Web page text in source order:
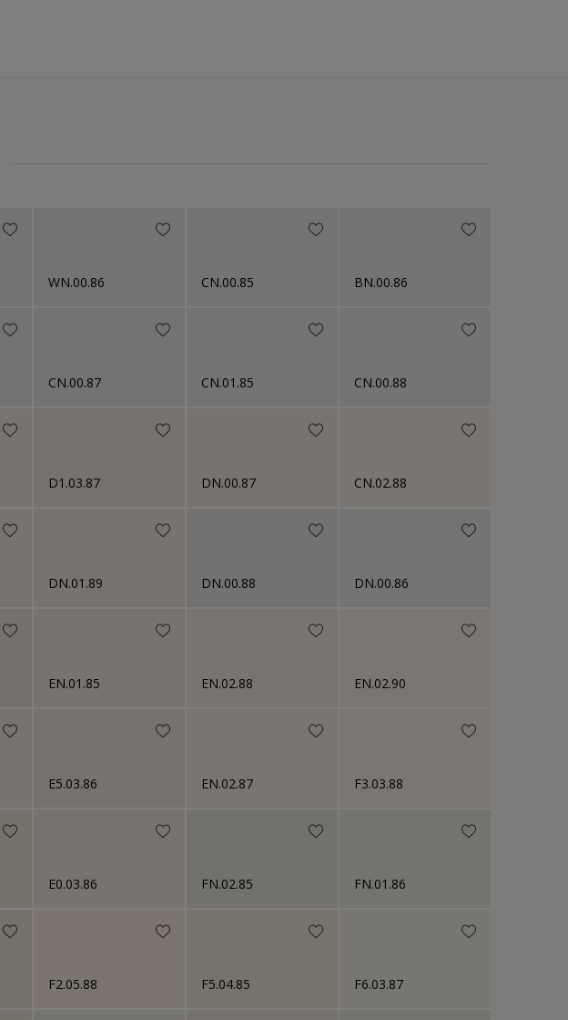
Mat taloché
Semi-brillant
WN.00.86 CN.00.85 BN.00.86
CN.00.87 CN.01.85 CN.00.88
D1.03.87 DN.00.87 CN.02.88
DN.01.89 DN.00.88 DN.00.86
EN.01.85 EN.02.88 EN.02.90
E5.03.86 EN.02.87 F3.03.88
E0.03.86 FN.02.85 FN.01.86
F2.05.88 F5.04.85 F6.03.87